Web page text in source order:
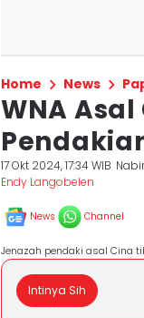
Home News
WNA
17 Okt 2024, 17:34 WIB
Endy Langobelen
News Channel
Jenazah pendaki asal Cina
Intinya Sih